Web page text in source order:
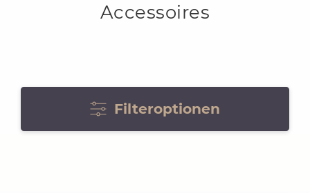
Accessoires
Filteroptionen